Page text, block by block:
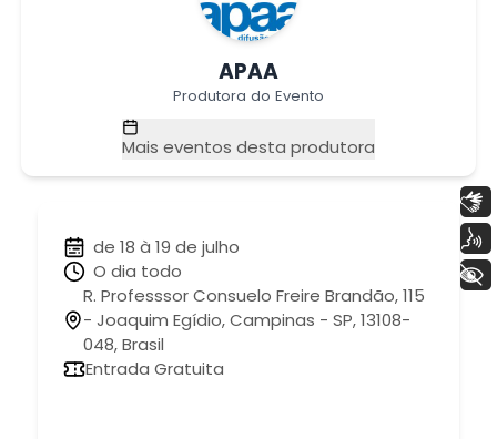
APAA
Produtora do Evento
Mais eventos desta produtora
de 18 à 19 de julho
O dia todo
R. Professsor Consuelo Freire Brandão, 115
- Joaquim Egídio, Campinas - SP, 13108-
048, Brasil
Entrada Gratuita